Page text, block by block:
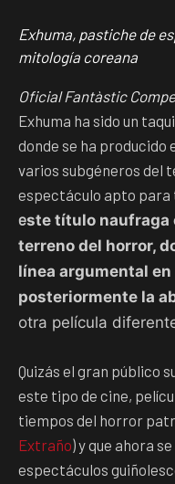
Exhuma, pastiche de
mitología coreana
Oficial Fantàstic
Exhuma ha sido un
donde se ha producido
varios subgéneros del
espectáculo apto para
este título naufraga
terreno del horror,
línea argumental
posteriormente la
otra película
Quizás el gran público
este tipo de cine,
tiempos del horror
Extraño) y que ahora
espectáculos